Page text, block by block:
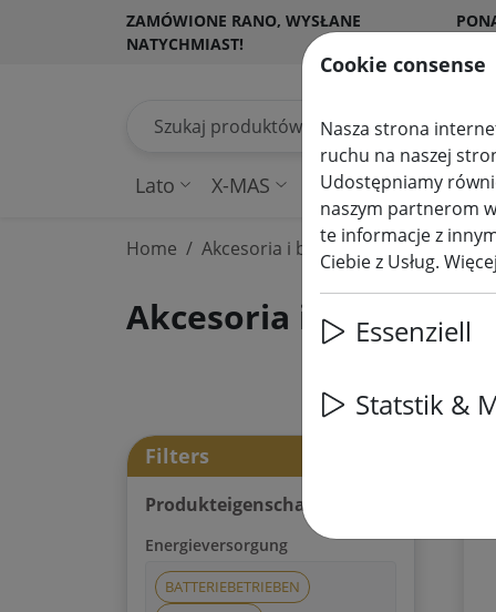
ZAMÓWIONE RANO, WYSŁANE
NATYCHMIAST!
Lato X-MAS Wróżki
Home Akcesoria i baterie
Akcesoria i baterie
Filters
Produkteigenschaften
Energieversorgung
BATTERIEBETRIEBEN
Cookie consense
Nasza strona
ruchu na naszej
Udostępniamy
naszym partnerom
te informacje z
Ciebie z Usług.
Essenziell
Statstik &